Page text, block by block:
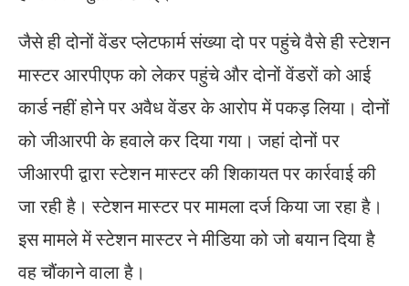
जैसे ही दोनों वेंडर प्लेटफार्म संख्या दो पर पहुंचे वैसे ही स्टेशन
मास्टर आरपीएफ को लेकर पहुंचे और दोनों वेंडरों को आई
कार्ड नहीं होने पर अवैध वेंडर के आरोप में पकड़ लिया। दोनों
को जीआरपी के हवाले कर दिया गया। जहां दोनों पर
जीआरपी द्वारा स्टेशन मास्टर की शिकायत पर कार्रवाई की
जा रही है। स्टेशन मास्टर पर मामला दर्ज किया जा रहा है।
इस मामले में स्टेशन मास्टर ने मीडिया को जो बयान दिया है
वह चौंकाने वाला है।